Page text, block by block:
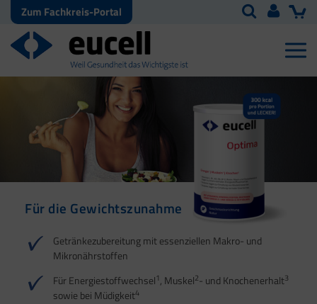
Zum Fachkreis-Portal
Für die Gewichtszunahme
Getränkezubereitung mit essenziellen Makro- und
Mikronährstoffen
Für Energiestoffwechsel1, Muskel2- und Knochenerhalt3
sowie bei Müdigkeit4
Für den